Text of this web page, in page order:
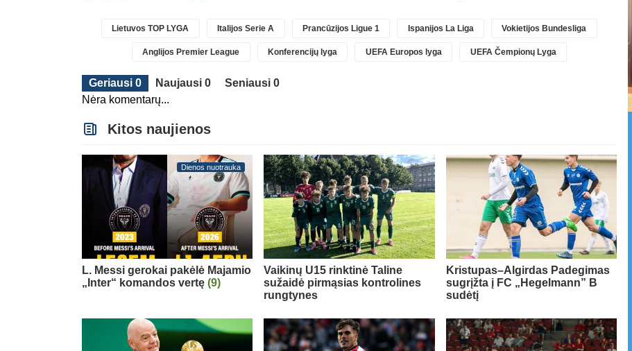
Lietuvos TOP LYGA Italijos Serie A Prancūzijos Ligue 1 Ispanijos La Liga Vokietijos Bundesliga
Anglijos Premier League Konferencijų lyga UEFA Europos lyga UEFA Čempionų Lyga
Geriausi 0 Naujausi 0
Seniausi 0
Nėra komentarų...
Kitos naujienos
Dienos nuotrauka
L. Messi gerokai pakėlė Majamio
„Inter“ komandos vertę (9)
Vaikinų U15 rinktinė Taline
sužaidė pirmąsias kontrolines
rungtynes
Kristupas–Algirdas Padegimas
sugrįžta į FC „Hegelmann” B
sudėtį